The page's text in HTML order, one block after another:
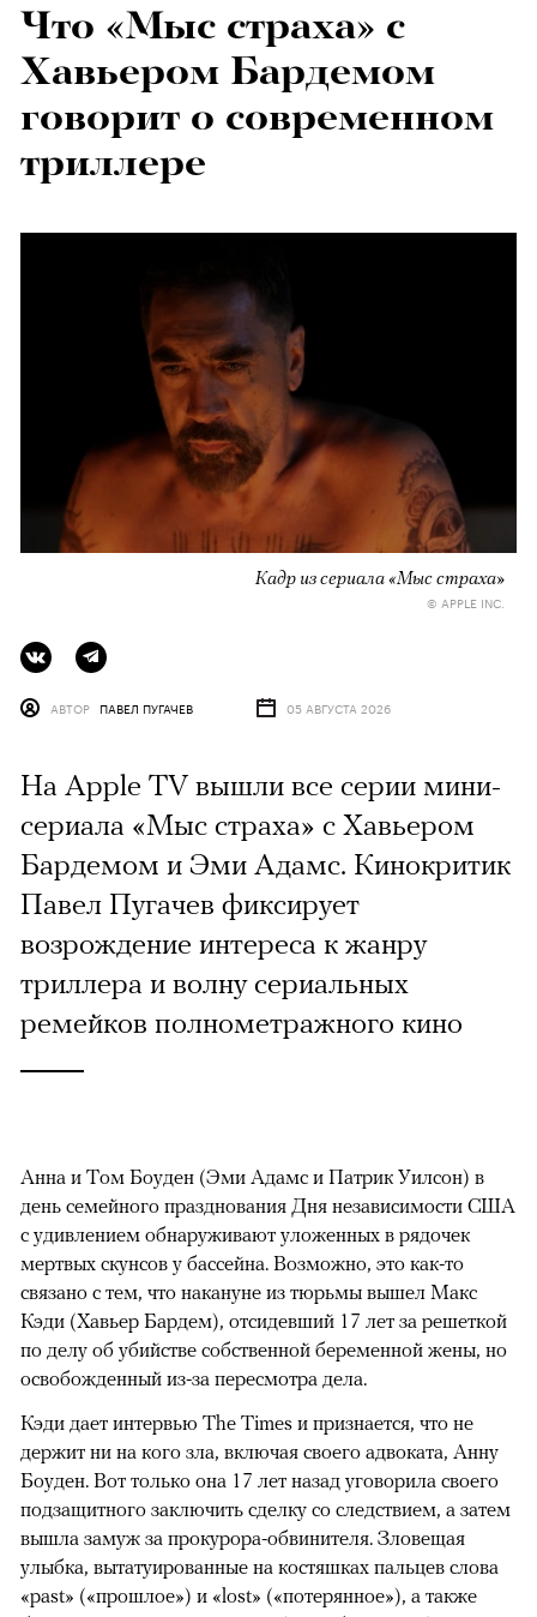
Что «Мыс страха» с
Хавьером Бардемом
говорит о современном
триллере
Кадр из сериала «Мыс страха»
© APPLE INC.
АВТОР ПАВЕЛ ПУГАЧЕВ 05 АВГУСТА 2026
На Apple TV вышли все серии мини-
сериала «Мыс страха» с Хавьером
Бардемом и Эми Адамс. Кинокритик
Павел Пугачев фиксирует
возрождение интереса к жанру
триллера и волну сериальных
ремейков полнометражного кино
Анна и Том Боуден (Эми Адамс и Патрик Уилсон) в
день семейного празднования Дня независимости США
с удивлением обнаруживают уложенных в рядочек
мертвых скунсов у бассейна. Возможно, это как-то
связано с тем, что накануне из тюрьмы вышел Макс
Кэди (Хавьер Бардем), отсидевший 17 лет за решеткой
по делу об убийстве собственной беременной жены, но
освобожденный из-за пересмотра дела.
Кэди дает интервью The Times и признается, что не
держит ни на кого зла, включая своего адвоката, Анну
Боуден. Вот только она 17 лет назад уговорила своего
подзащитного заключить сделку со следствием, а затем
вышла замуж за прокурора-обвинителя. Зловещая
улыбка, вытатуированные на костяшках пальцев слова
«past» («прошлое») и «lost» («потерянное»), а также